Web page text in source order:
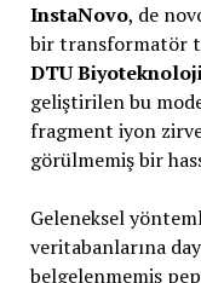
InstaNovo, de
bir transformatör
DTU
geliştirilen bu
fragment iyon
görülmemiş bir
Geleneksel
veritabanlarına
belgelenmemiş